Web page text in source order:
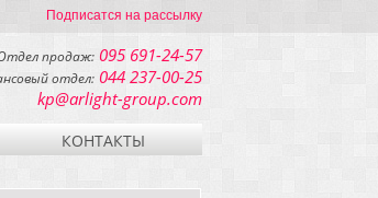
Подписатся на рассылку
продаж: 095 691-24-57
отдел: 044 237-00-25
kp@arlight-group.com
КОНТАКТЫ